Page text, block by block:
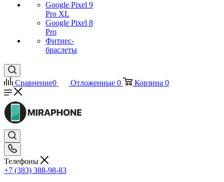
Google Pixel 9
Pro XL
Google Pixel 8
Pro
Фитнес-
браслеты
Сравнение0 Отложенные 0 Корзина 0
Телефоны
+7 (383) 388-98-83